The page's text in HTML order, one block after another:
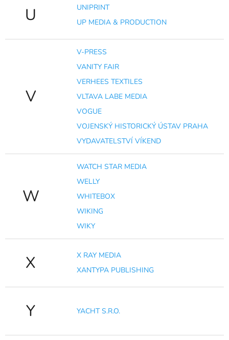
U
UNIPRINT
UP MEDIA & PRODUCTION
V
V-PRESS
VANITY FAIR
VERHEES TEXTILES
VLTAVA LABE MEDIA
VOGUE
VOJENSKÝ HISTORICKÝ ÚSTAV PRAHA
VYDAVATELSTVÍ VÍKEND
W
WATCH STAR MEDIA
WELLY
WHITEBOX
WIKING
WIKY
X
X RAY MEDIA
XANTYPA PUBLISHING
Y YACHT S.R.O.